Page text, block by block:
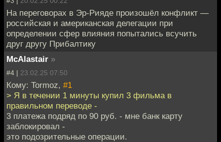
На переговорах в Эр-Рияде произошёл конфликт —
российская и американская делегации при
определении сфер влияния попытались всучить
друг другу Прибалтику
McAlastair »
#4 | 23.02.25 07:50
Кому: Tormoz, #1
> Я в течении 1 минуты купил 3 фильма в
правильном переводе -
3 платежа подряд по 90 руб. - мне банк карту
заблокировал -
это подозрительные операции.